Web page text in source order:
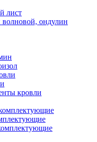
лист
ондулин
кровли